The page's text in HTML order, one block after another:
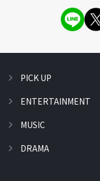
PICK UP
ENTERTAINMENT
MUSIC
DRAMA